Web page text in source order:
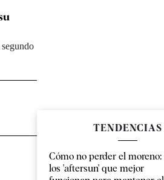
TENDENCIAS
Cómo no perder el moreno:
los 'aftersun' que mejor